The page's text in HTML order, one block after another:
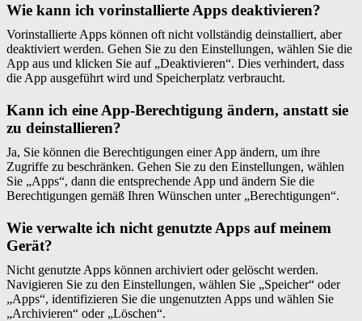
Wie kann ich vorinstallierte Apps deaktivieren?
Vorinstallierte Apps können oft nicht vollständig deinstalliert, aber
deaktiviert werden. Gehen Sie zu den Einstellungen, wählen Sie die
App aus und klicken Sie auf „Deaktivieren“. Dies verhindert, dass
die App ausgeführt wird und Speicherplatz verbraucht.
Kann ich eine App-Berechtigung ändern, anstatt sie
zu deinstallieren?
Ja, Sie können die Berechtigungen einer App ändern, um ihre
Zugriffe zu beschränken. Gehen Sie zu den Einstellungen, wählen
Sie „Apps“, dann die entsprechende App und ändern Sie die
Berechtigungen gemäß Ihren Wünschen unter „Berechtigungen“.
Wie verwalte ich nicht genutzte Apps auf meinem
Gerät?
Nicht genutzte Apps können archiviert oder gelöscht werden.
Navigieren Sie zu den Einstellungen, wählen Sie „Speicher“ oder
„Apps“, identifizieren Sie die ungenutzten Apps und wählen Sie
„Archivieren“ oder „Löschen“.